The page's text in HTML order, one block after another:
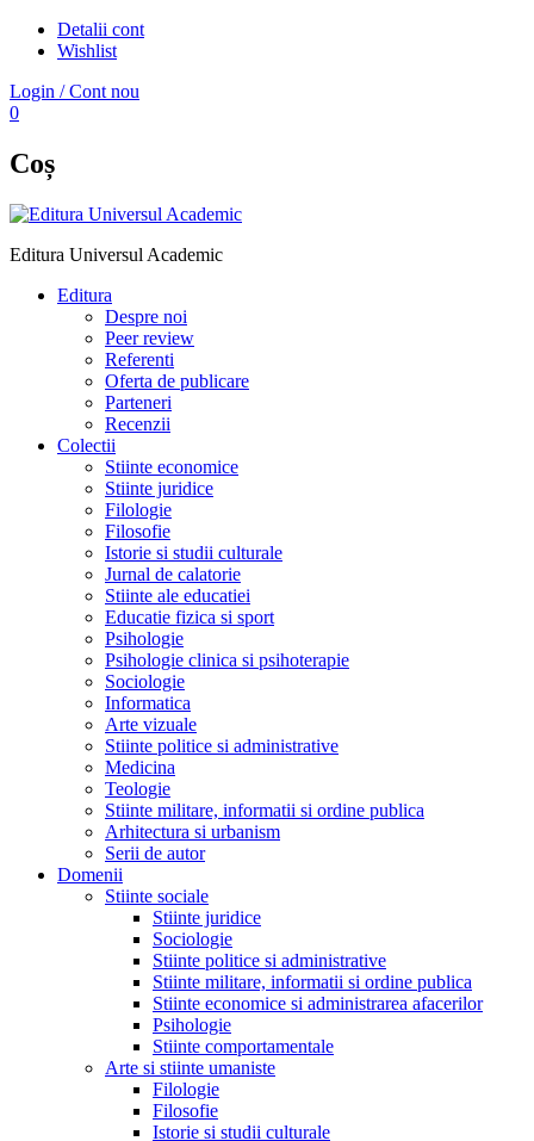
Detalii cont
Wishlist
Login / Cont nou
0
Coș
Editura Universul Academic
Editura
Despre noi
Peer review
Referenti
Oferta de publicare
Parteneri
Recenzii
Colectii
Stiinte economice
Stiinte juridice
Filologie
Filosofie
Istorie si studii culturale
Jurnal de calatorie
Stiinte ale educatiei
Educatie fizica si sport
Psihologie
Psihologie clinica si psihoterapie
Sociologie
Informatica
Arte vizuale
Stiinte politice si administrative
Medicina
Teologie
Stiinte militare, informatii si ordine publica
Arhitectura si urbanism
Serii de autor
Domenii
Stiinte sociale
Stiinte juridice
Sociologie
Stiinte politice si administrative
Stiinte militare, informatii si ordine publica
Stiinte economice si administrarea afacerilor
Psihologie
Stiinte comportamentale
Arte si stiinte umaniste
Filologie
Filosofie
Istorie si studii culturale